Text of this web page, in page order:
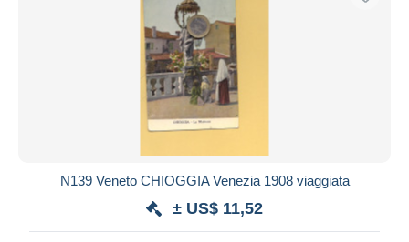
N139 Veneto CHIOGGIA Venezia 1908 viaggiata
± US$ 11,52